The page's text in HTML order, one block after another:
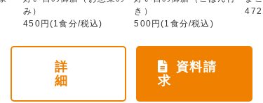
み）
450円(1食分/税込)
き）
500円(1食分/税込)
詳
細
資料請
求